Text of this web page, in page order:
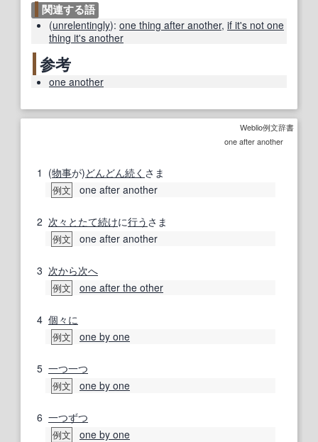
関連する語
(unrelentingly): one thing after another, if it's not one
thing it's another
参考
one another
Weblio例文辞書
one after another
1 (物事が)どんどん続く さま
例文 one after another
2 次々と たて続けに行う さま
例文 one after another
3 次から次へ
例文 one after the other
4 個々に
例文 one by one
5 一つ一つ
例文 one by one
6 一つずつ
例文 one by one